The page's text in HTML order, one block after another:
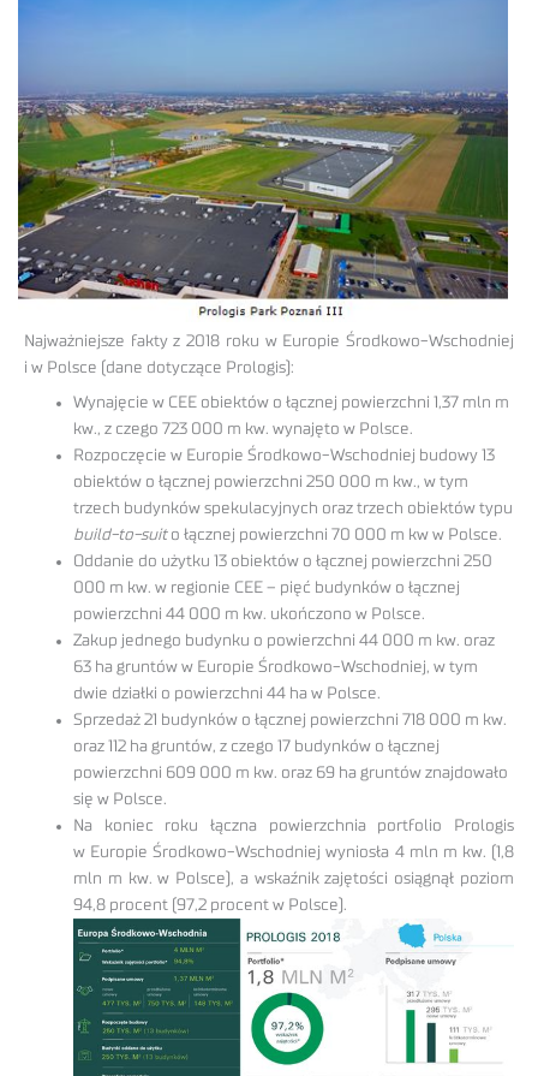
Najważniejsze fakty z 2018 roku w Europie Środkowo-Wschodniej
i w Polsce (dane dotyczące Prologis):
Wynajęcie w CEE obiektów o łącznej powierzchni 1,37 mln m
kw., z czego 723 000 m kw. wynajęto w Polsce.
Rozpoczęcie w Europie Środkowo-Wschodniej budowy 13
obiektów o łącznej powierzchni 250 000 m kw., w tym
trzech budynków spekulacyjnych oraz trzech obiektów typu
build-to-suito łącznej powierzchni 70 000 m kw w Polsce.
Oddanie do użytku 13 obiektów o łącznej powierzchni 250
000 m kw. w regionie CEE – pięć budynków o łącznej
powierzchni 44 000 m kw. ukończono w Polsce.
Zakup jednego budynku o powierzchni 44 000 m kw. oraz
63 ha gruntów w Europie Środkowo-Wschodniej, w tym
dwie działki o powierzchni 44 ha w Polsce.
Sprzedaż 21 budynków o łącznej powierzchni 718 000 m kw.
oraz 112 ha gruntów, z czego 17 budynków o łącznej
powierzchni 609 000 m kw. oraz 69 ha gruntów znajdowało
się w Polsce.
Na koniec roku łączna powierzchnia portfolio Prologis
w Europie Środkowo-Wschodniej wyniosła 4 mln m kw. (1,8
mln m kw. w Polsce), a wskaźnik zajętości osiągnął poziom
94,8 procent (97,2 procent w Polsce).